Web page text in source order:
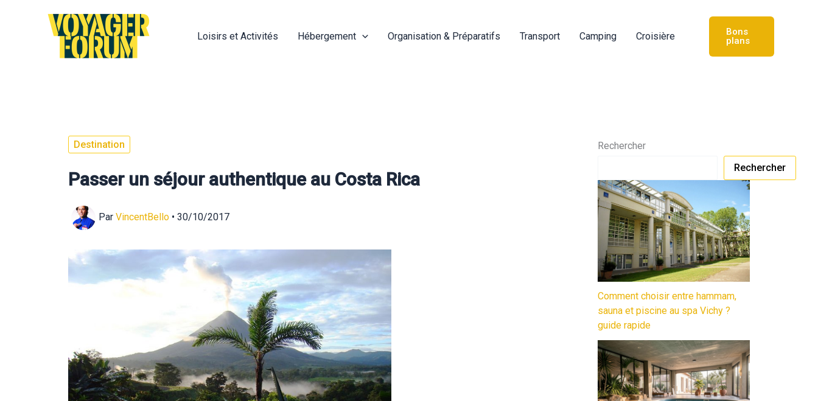
Loisirs et Activités Hébergement Organisation & Préparatifs Transport Camping Croisière
Bons
plans
Destination
Passer un séjour authentique au Costa Rica
Par VincentBello • 30/10/2017
Rechercher
Rechercher
Comment choisir entre hammam,
sauna et piscine au spa Vichy ?
guide rapide